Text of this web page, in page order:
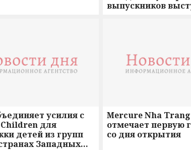
выпускников
усилия с
Children для
детей из групп
Западных
Mercure Nha Trang
отмечает первую
со дня открытия